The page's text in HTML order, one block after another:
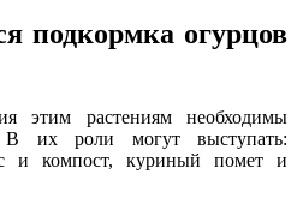
подкормка огурцов
этим растениям необходимы
В их роли могут выступать:
и компост, куриный помет и